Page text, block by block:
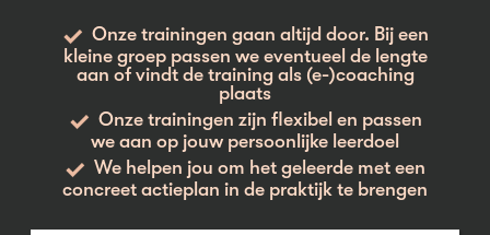
Onze trainingen gaan altijd door. Bij een
kleine groep passen we eventueel de lengte
aan of vindt de training als (e-)coaching
plaats
Onze trainingen zijn flexibel en passen
we aan op jouw persoonlijke leerdoel
We helpen jou om het geleerde met een
concreet actieplan in de praktijk te brengen